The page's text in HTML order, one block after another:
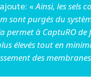
«Ainsi, les sels
sont purgés du
permet à CaptuRO
élevés tout en
des